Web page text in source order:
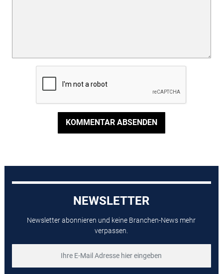
KOMMENTAR ABSENDEN
NEWSLETTER
Newsletter abonnieren und keine Branchen-News mehr
verpassen.